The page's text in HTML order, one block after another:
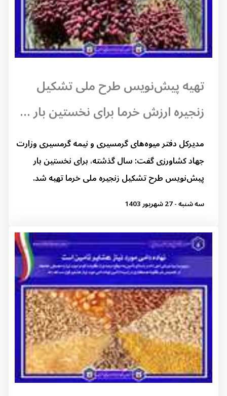
تهیه پیش‌نویس طرح ملی تشکیل
زنجیره ارزش خرما برای نخستین بار ...
مدیرکل دفتر میوه‌های گرمسیری و نیمه گرمسیری وزارت
جهاد کشاورزی گفت: سال گذشته، برای نخستین بار
پیش‌نویس طرح تشکیل زنجیره ملی خرما تهیه شد.
سه شنبه - 27 شهریور 1403